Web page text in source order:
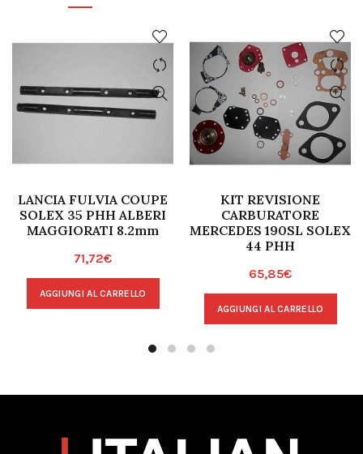
LANCIA FULVIA COUPE
SOLEX 35 PHH ALBERI
MAGGIORATI 8.2mm
71,72€
AGGIUNGI AL CARRELLO
KIT REVISIONE
CARBURATORE
MERCEDES 190SL SOLEX
44 PHH
65,85€
AGGIUNGI AL CARRELLO